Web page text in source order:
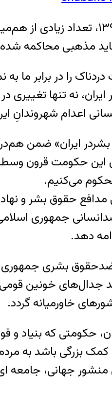
در سحرگاه روز سه شنبه
مذهبی محاکمه شده
نه تنها تغییری
اعدام
ایران» ضمن
حکومت قرون
حقوق بشر و
جمهوری
دهد.
بشری جمهوری
جدال‌های خونین
خاورمیانه گردد.
حکومتی که
بزرگی باشد به
جهانی، جامعه